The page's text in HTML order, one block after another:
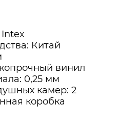
Китай
винил
0,25 мм
камер: 2
коробка